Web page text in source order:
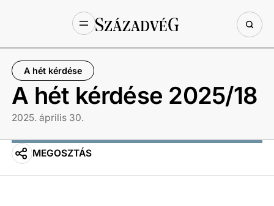
A hét kérdése
A hét kérdése 2025/18
2025. április 30.
MEGOSZTÁS